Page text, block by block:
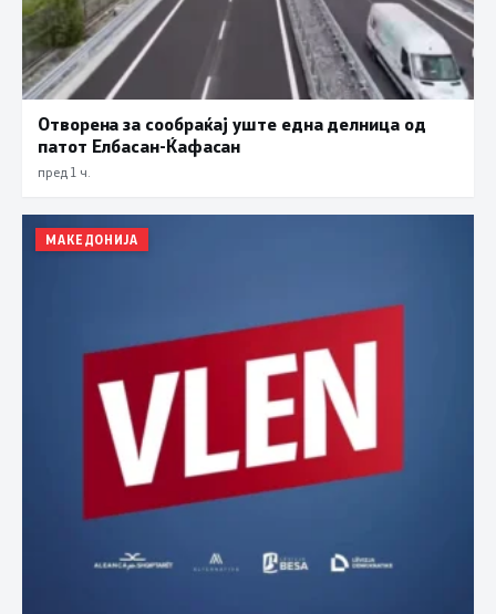
Отворена за сообраќај уште една делница од
патот Елбасан-Ќафасан
пред 1 ч.
МАКЕДОНИЈА